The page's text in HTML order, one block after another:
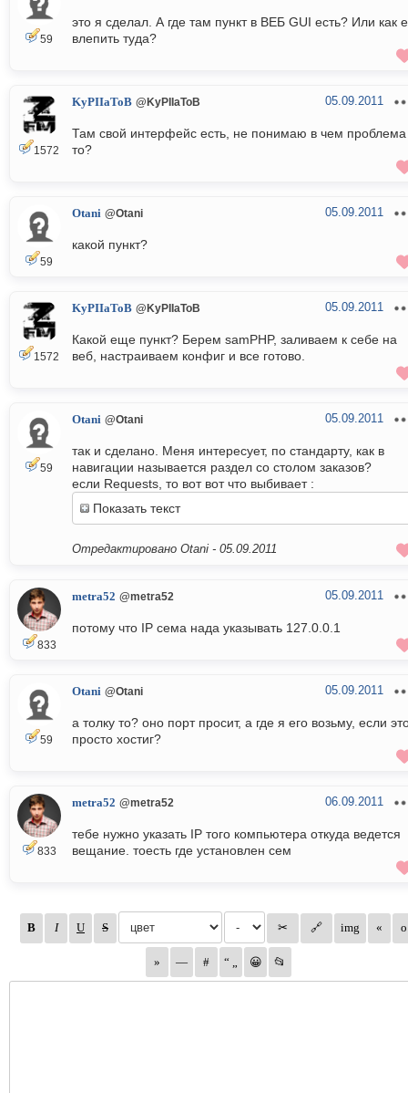
59
это я сделал. А где там пункт в ВЕБ GUI есть? Или как
влепить туда?
1572
KyPIIaToB @KyPIIaToB 05.09.2011
Там свой интерфейс есть, не понимаю в чем проблема
то?
59
Otani @Otani 05.09.2011
какой пункт?
1572
KyPIIaToB @KyPIIaToB 05.09.2011
Какой еще пункт? Берем samPHP, заливаем к себе на
веб, настраиваем конфиг и все готово.
59
Otani @Otani 05.09.2011
так и сделано. Меня интересует, по стандарту, как в
навигации называется раздел со столом заказов?
если Requests, то вот вот что выбивает :
Показать текст
Отредактировано Otani - 05.09.2011
833
metra52 @metra52 05.09.2011
потому что IP сема нада указывать 127.0.0.1
59
Otani @Otani 05.09.2011
а толку то? оно порт просит, а где я его возьму, если
просто хостиг?
833
metra52 @metra52 06.09.2011
тебе нужно указать IP того компьютера откуда ведется
вещание. тоесть где установлен сем